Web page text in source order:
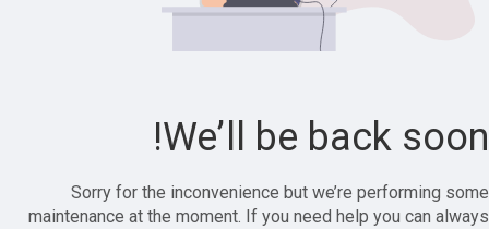
We’ll be back soon!
Sorry for the inconvenience but we’re performing some
maintenance at the moment. If you need help you can always